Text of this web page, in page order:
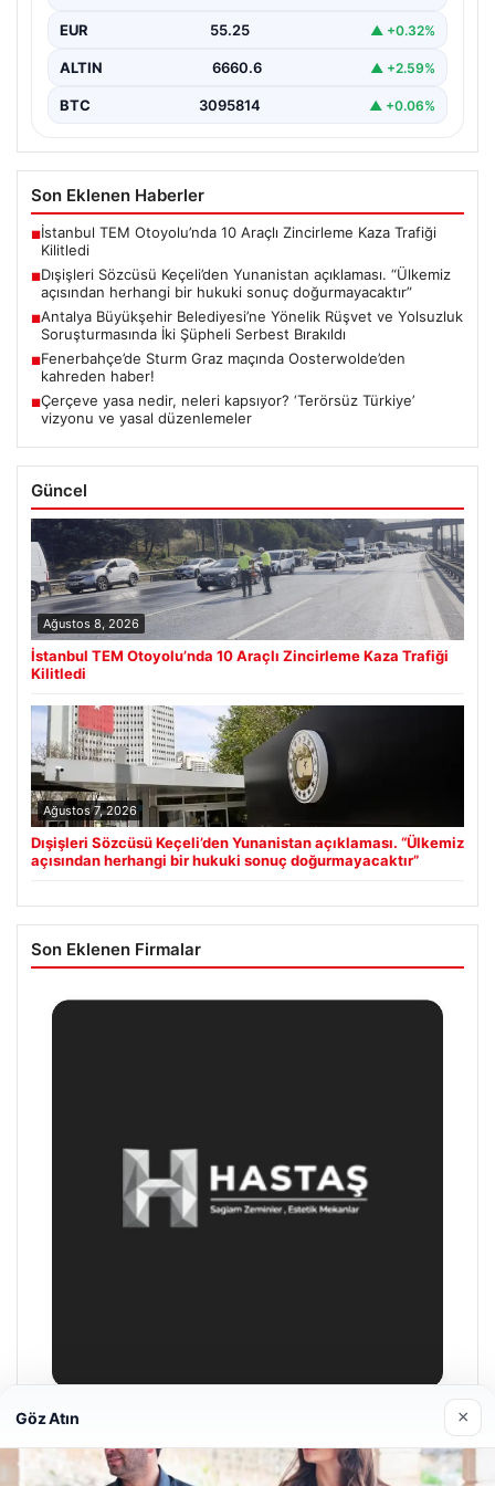
EUR 55.25 ▲ +0.32%
ALTIN 6660.6 ▲ +2.59%
BTC 3095814 ▲ +0.06%
Son Eklenen Haberler
■İstanbul TEM Otoyolu’nda 10 Araçlı Zincirleme Kaza Trafiği
Kilitledi
■Dışişleri Sözcüsü Keçeli’den Yunanistan açıklaması. “Ülkemiz
açısından herhangi bir hukuki sonuç doğurmayacaktır”
■Antalya Büyükşehir Belediyesi’ne Yönelik Rüşvet ve Yolsuzluk
Soruşturmasında İki Şüpheli Serbest Bırakıldı
■Fenerbahçe’de Sturm Graz maçında Oosterwolde’den
kahreden haber!
■Çerçeve yasa nedir, neleri kapsıyor? ‘Terörsüz Türkiye’
vizyonu ve yasal düzenlemeler
Güncel
Ağustos 8, 2026
İstanbul TEM Otoyolu’nda 10 Araçlı Zincirleme Kaza Trafiği
Kilitledi
Ağustos 7, 2026
Dışişleri Sözcüsü Keçeli’den Yunanistan açıklaması. “Ülkemiz
açısından herhangi bir hukuki sonuç doğurmayacaktır”
Son Eklenen Firmalar
Nisan 29, 2026
Göz Atın ×